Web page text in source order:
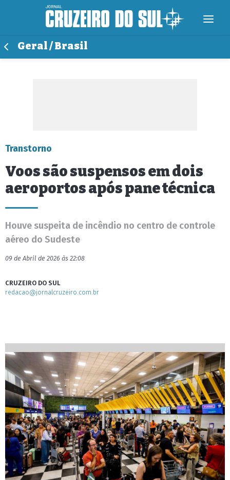
Geral / Brasil
Transtorno
Voos são suspensos em dois
aeroportos após pane técnica
Houve suspeita de incêndio no centro de controle
aéreo do Sudeste
09 de Abril de 2026 às 22:08
CRUZEIRO DO SUL
redacao@jornalcruzeiro.com.br